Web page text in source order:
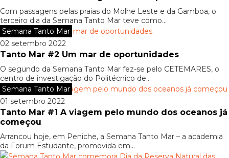
Com passagens pelas praias do Molhe Leste e da Gamboa, o
terceiro dia da Semana Tanto Mar teve como...
Semana Tanto Mar
02 setembro 2022
Tanto Mar #2 Um mar de oportunidades
O segundo da Semana Tanto Mar fez-se pelo CETEMARES, o
centro de investigação do Politécnico de...
Semana Tanto Mar
01 setembro 2022
Tanto Mar #1 A viagem pelo mundo dos oceanos já
começou
Arrancou hoje, em Peniche, a Semana Tanto Mar – a academia
da Forum Estudante, promovida em...